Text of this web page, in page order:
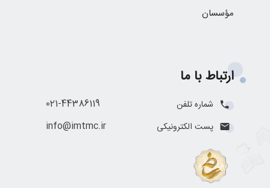
مؤسسان
ارتباط با ما
شماره تلفن 021-44386119
پست الکترونیکی info@imtmc.ir